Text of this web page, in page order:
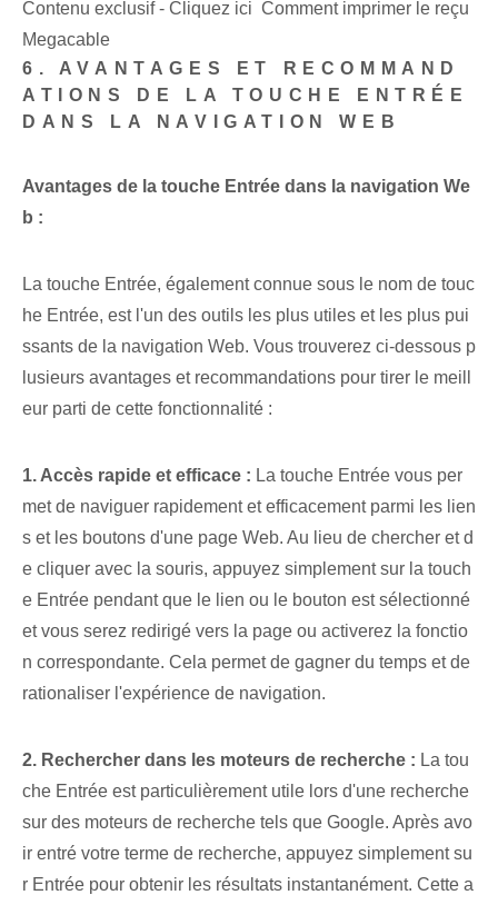
Contenu exclusif - Cliquez ici Comment imprimer le reçu
Megacable
6. AVANTAGES ET RECOMMAND
ATIONS DE LA TOUCHE ENTRÉE
DANS LA NAVIGATION WEB
Avantages de la touche Entrée dans la navigation We
b :
La touche Entrée, également connue sous le nom de touc
he Entrée, est l'un des outils les plus utiles et les plus pui
ssants de la navigation Web. Vous trouverez ci-dessous p
lusieurs avantages et recommandations pour tirer le meill
eur parti de cette fonctionnalité :
1. Accès rapide et efficace : La touche Entrée vous per
met de naviguer rapidement et efficacement parmi les lien
s et les boutons d'une page Web. Au lieu de chercher et d
e cliquer avec la souris, appuyez simplement sur la touch
e Entrée pendant que le lien ou le bouton est sélectionné
et vous serez redirigé vers la page ou activerez la fonctio
n correspondante. Cela permet de gagner du temps et de
rationaliser l'expérience de navigation.
2. Rechercher dans les moteurs de recherche : La tou
che Entrée est particulièrement utile lors d'une recherche
sur des moteurs de recherche tels que Google. Après avo
ir entré votre terme de recherche, appuyez simplement su
r Entrée pour obtenir les résultats instantanément. Cette a